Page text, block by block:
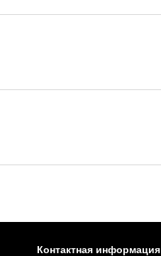
Контактная информация